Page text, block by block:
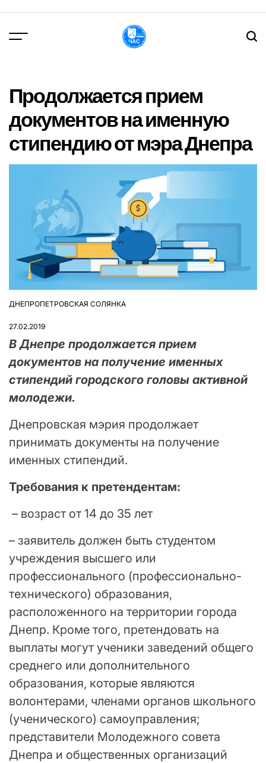
вмісту
Продолжается прием
документов на именную
стипендию от мэра Днепра
ОПУБЛІКУВАТИ
ДНЕПРОПЕТРОВСКАЯ СОЛЯНКА
27.02.2019
В Днепре продолжается прием
документов на получение именных
стипендий городского головы активной
молодежи.
Днепровская мэрия продолжает
принимать документы на получение
именных стипендий.
Требования к претендентам:
– возраст от 14 до 35 лет
– заявитель должен быть студентом
учреждения высшего или
профессионального (профессионально-
технического) образования,
расположенного на территории города
Днепр. Кроме того, претендовать на
выплаты могут ученики заведений общего
среднего или дополнительного
образования, которые являются
волонтерами, членами органов школьного
(ученического) самоуправления;
представители Молодежного совета
Днепра и общественных организаций